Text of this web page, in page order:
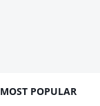
MOST POPULAR